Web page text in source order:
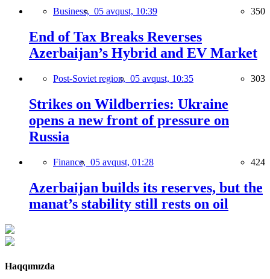
Business, 05 avqust, 10:39 350
End of Tax Breaks Reverses
Azerbaijan’s Hybrid and EV Market
Post-Soviet region, 05 avqust, 10:35 303
Strikes on Wildberries: Ukraine
opens a new front of pressure on
Russia
Finance, 05 avqust, 01:28 424
Azerbaijan builds its reserves, but the
manat’s stability still rests on oil
Haqqımızda